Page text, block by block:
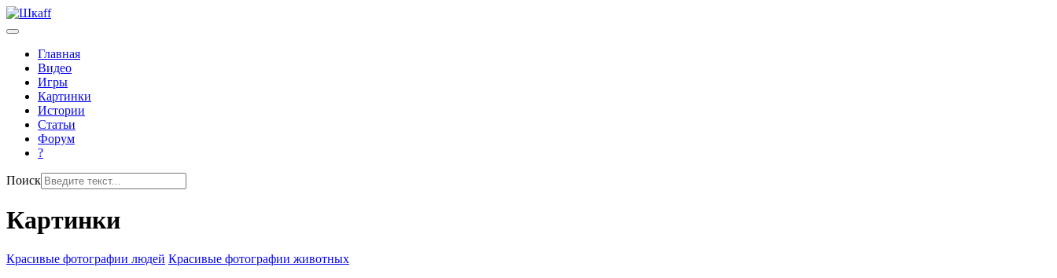
Главная
Видео
Игры
Картинки
Истории
Статьи
Форум
?
Поиск
Картинки
Красивые фотографии людей Красивые фотографии животных